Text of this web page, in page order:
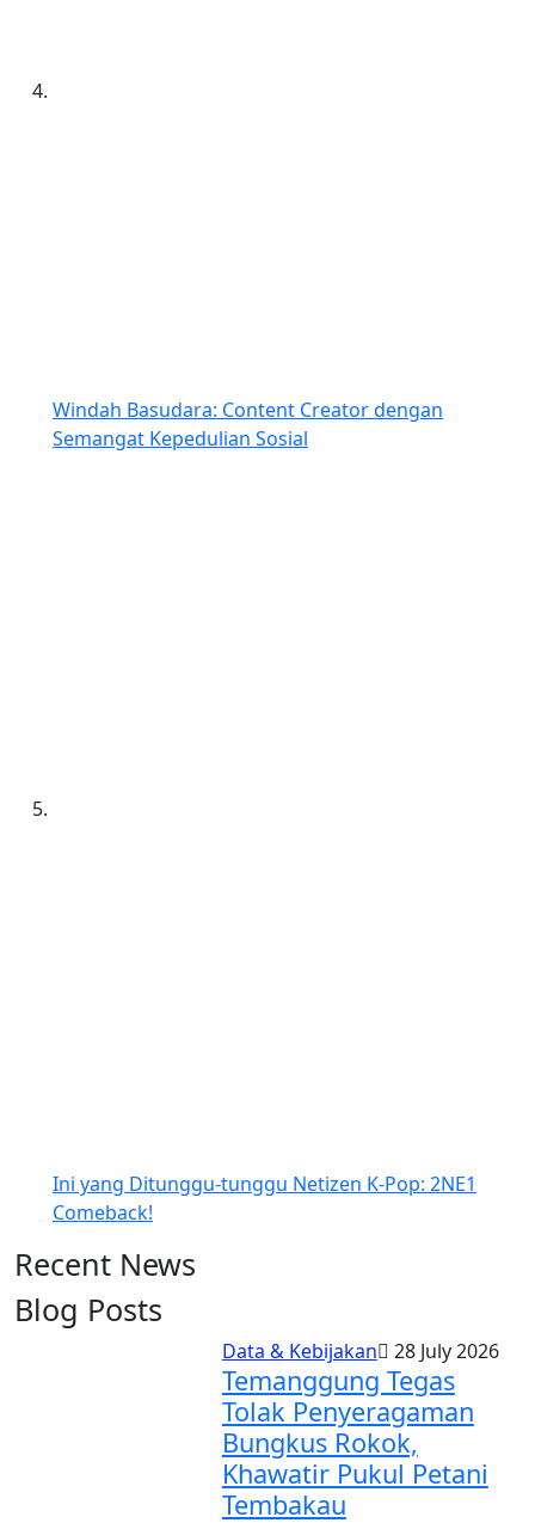
Windah Basudara: Content Creator dengan
Semangat Kepedulian Sosial
Ini yang Ditunggu-tunggu Netizen K-Pop: 2NE1
Comeback!
Recent News
Blog Posts
Data & Kebijakan 28 July 2026
Temanggung Tegas
Tolak Penyeragaman
Bungkus Rokok,
Khawatir Pukul Petani
Tembakau